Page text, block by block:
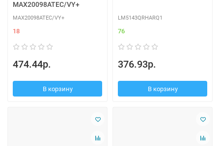
MAX20098ATEC/VY+
MAX20098ATEC/VY+
18
474.44р.
В корзину
LM5143QRHARQ1
76
376.93р.
В корзину